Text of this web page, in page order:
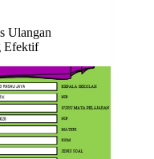
Ulangan
Efektif